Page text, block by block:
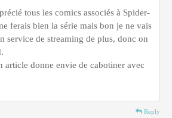
tous les comics associés à Spider-
ferais bien la série mais bon je ne vais
service de streaming de plus, donc on
article donne envie de cabotiner avec
Reply